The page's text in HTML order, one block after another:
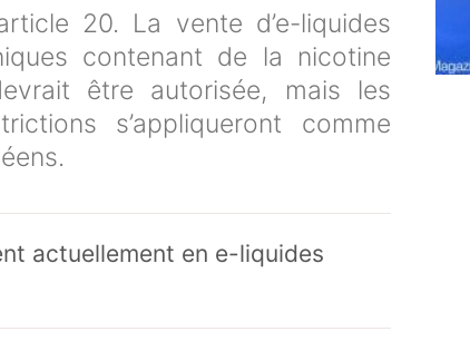
20. La vente d’e-liquides
contenant de la nicotine
être autorisée, mais les
s’appliqueront comme
actuellement en e-liquides